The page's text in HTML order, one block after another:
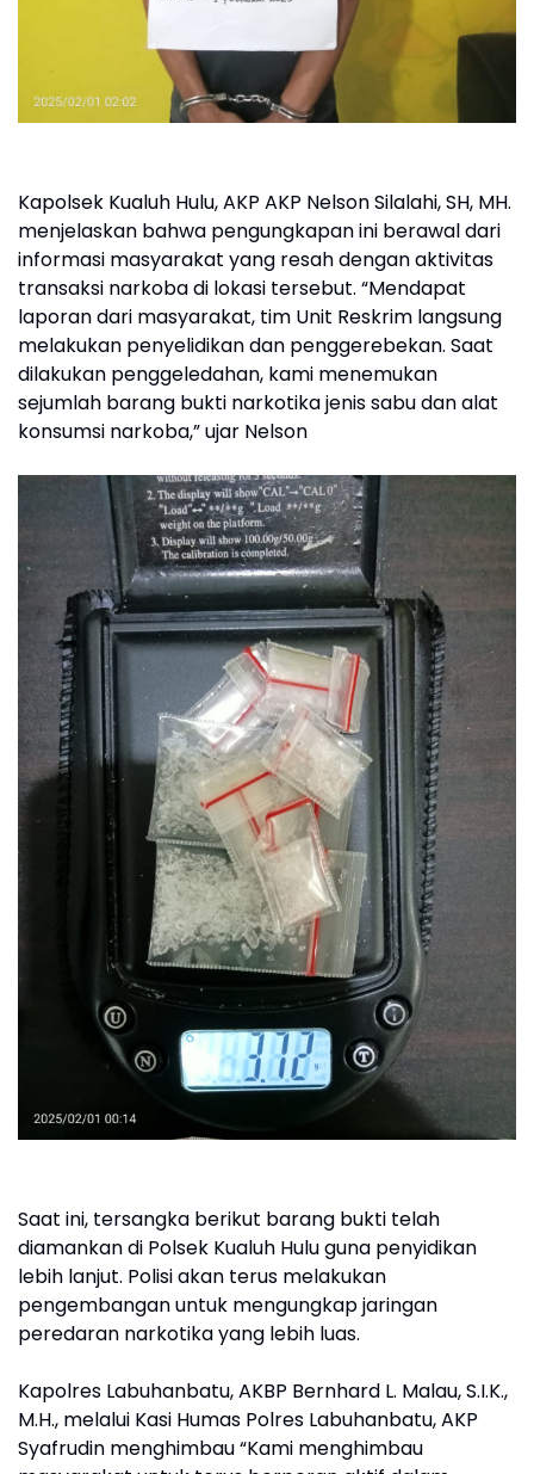
Kapolsek Kualuh Hulu, AKP AKP Nelson Silalahi, SH, MH.
menjelaskan bahwa pengungkapan ini berawal dari
informasi masyarakat yang resah dengan aktivitas
transaksi narkoba di lokasi tersebut. “Mendapat
laporan dari masyarakat, tim Unit Reskrim langsung
melakukan penyelidikan dan penggerebekan. Saat
dilakukan penggeledahan, kami menemukan
sejumlah barang bukti narkotika jenis sabu dan alat
konsumsi narkoba,” ujar Nelson
Saat ini, tersangka berikut barang bukti telah
diamankan di Polsek Kualuh Hulu guna penyidikan
lebih lanjut. Polisi akan terus melakukan
pengembangan untuk mengungkap jaringan
peredaran narkotika yang lebih luas.
Kapolres Labuhanbatu, AKBP Bernhard L. Malau, S.I.K.,
M.H., melalui Kasi Humas Polres Labuhanbatu, AKP
Syafrudin menghimbau “Kami menghimbau